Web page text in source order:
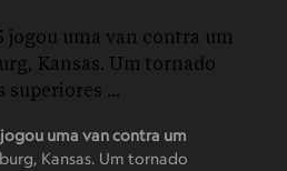
jogou uma van contra um
Kansas. Um tornado